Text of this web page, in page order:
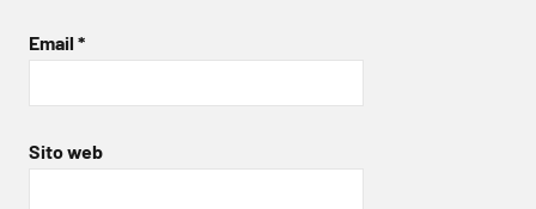
Email *
Sito web